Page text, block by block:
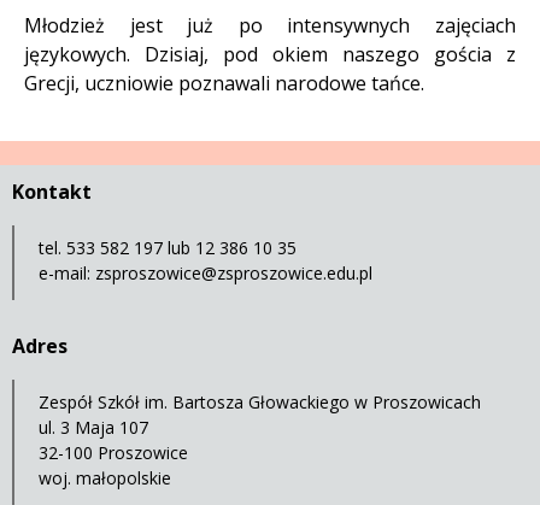
Młodzież jest już po intensywnych zajęciach
językowych. Dzisiaj, pod okiem naszego gościa z
Grecji, uczniowie poznawali narodowe tańce.
Kontakt
tel. 533 582 197 lub 12 386 10 35
e-mail: zsproszowice@zsproszowice.edu.pl
Adres
Zespół Szkół im. Bartosza Głowackiego w Proszowicach
ul. 3 Maja 107
32-100 Proszowice
woj. małopolskie